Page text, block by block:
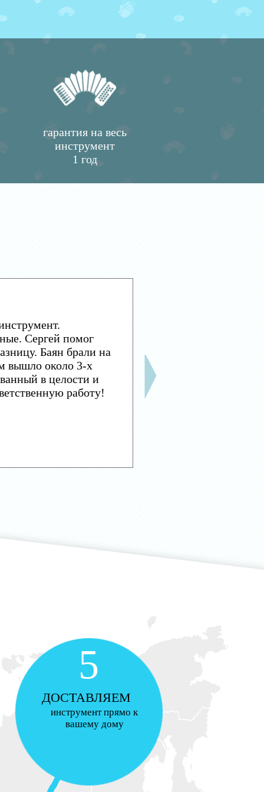
гарантия на весь
инструмент
1 год
Сергей помог
Баян брали на
вышло около 3-х
в целости и
работу!
5
ДОСТАВЛЯЕМ
инструмент прямо к
вашему дому